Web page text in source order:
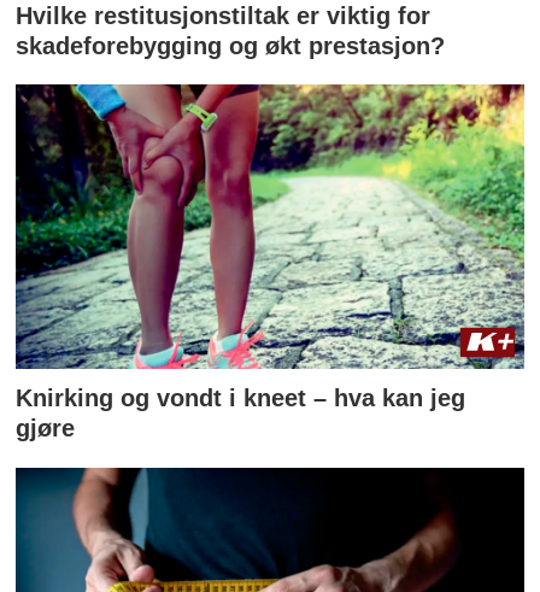
Hvilke restitusjonstiltak er viktig for
skadeforebygging og økt prestasjon?
Knirking og vondt i kneet – hva kan jeg
gjøre